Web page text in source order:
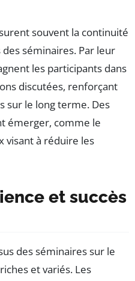
souvent la continuité
séminaires. Par leur
les participants dans
discutées, renforçant
sur le long terme. Des
émerger, comme le
visant à réduire les
et succès
des séminaires sur le
et variés. Les